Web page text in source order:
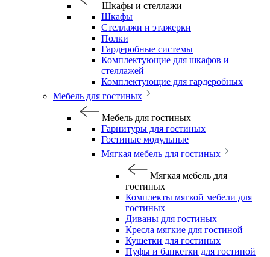
Шкафы и стеллажи
Шкафы
Стеллажи и этажерки
Полки
Гардеробные системы
Комплектующие для шкафов и
стеллажей
Комплектующие для гардеробных
Мебель для гостиных
Мебель для гостиных
Гарнитуры для гостиных
Гостиные модульные
Мягкая мебель для гостиных
Мягкая мебель для
гостиных
Комплекты мягкой мебели для
гостиных
Диваны для гостиных
Кресла мягкие для гостиной
Кушетки для гостиных
Пуфы и банкетки для гостиной